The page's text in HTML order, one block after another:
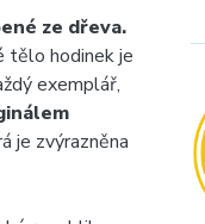
ze dřeva.
tělo hodinek je
exemplář,
je zvýrazněna